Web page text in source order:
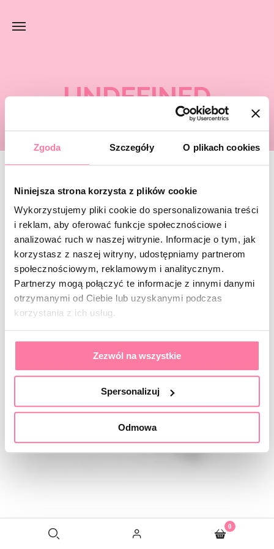
Zgoda Szczegóły O plikach cookies
Niniejsza strona korzysta z plików cookie
Wykorzystujemy pliki cookie do spersonalizowania treści
i reklam, aby oferować funkcje społecznościowe i
analizować ruch w naszej witrynie. Informacje o tym, jak
korzystasz z naszej witryny, udostępniamy partnerom
społecznościowym, reklamowym i analitycznym.
Partnerzy mogą połączyć te informacje z innymi danymi
otrzymanymi od Ciebie lub uzyskanymi podczas
korzystania z ich usług.
Zezwól na wszystkie
Spersonalizuj
Odmowa
0
UNDEFINED
Szukana strona nie została
odnaleziona.
Spróbuj wyszukać jeszcze raz lubwroć do strony głównej .